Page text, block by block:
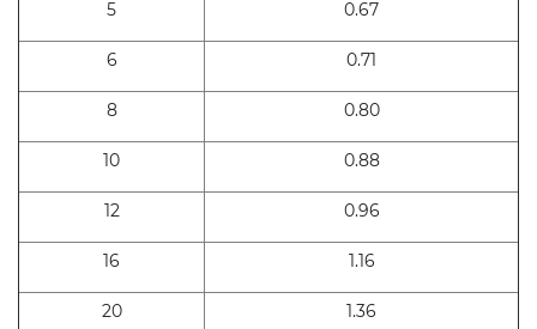
5 0.67
6 0.71
8 0.80
10 0.88
12 0.96
16 1.16
20 1.36